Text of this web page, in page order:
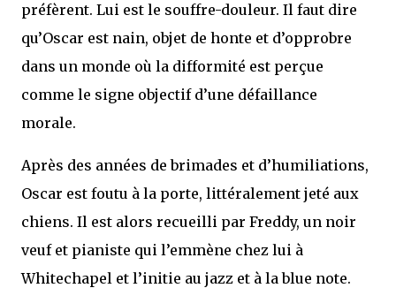
préfèrent. Lui est le souffre-douleur. Il faut dire
qu’Oscar est nain, objet de honte et d’opprobre
dans un monde où la difformité est perçue
comme le signe objectif d’une défaillance
morale.
Après des années de brimades et d’humiliations,
Oscar est foutu à la porte, littéralement jeté aux
chiens. Il est alors recueilli par Freddy, un noir
veuf et pianiste qui l’emmène chez lui à
Whitechapel et l’initie au jazz et à la blue note.